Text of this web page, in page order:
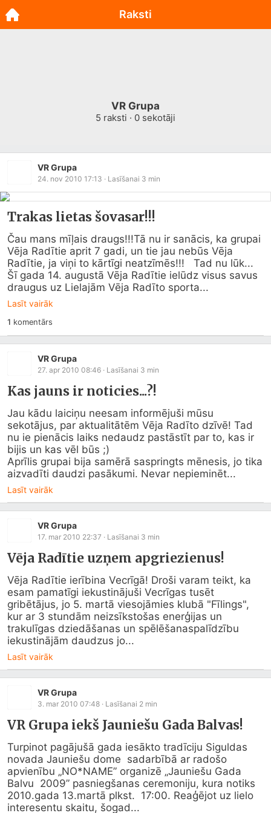
VR Grupa
5 raksti · 0 sekotāji
VR Grupa
24. nov 2010 17:13 · Lasīšanai 3 min
Trakas lietas šovasar!!!
Čau mans mīļais draugs!!!Tā nu ir sanācis, ka grupai
Vēja Radītie aprit 7 gadi, un tie jau nebūs Vēja
Radītie, ja viņi to kārtīgi neatzīmēs!!!   Tad nu lūk...
Šī gada 14. augustā Vēja Radītie ielūdz visus savus
draugus uz Lielajām Vēja Radīto sporta...
Lasīt vairāk
1 komentārs
VR Grupa
27. apr 2010 08:46 · Lasīšanai 3 min
Kas jauns ir noticies...?!
Jau kādu laiciņu neesam informējuši mūsu
sekotājus, par aktualitātēm Vēja Radīto dzīvē! Tad
nu ie pienācis laiks nedaudz pastāstīt par to, kas ir
bijis un kas vēl būs ;)
Aprīlis grupai bija samērā saspringts mēnesis, jo tika
aizvadīti daudzi pasākumi. Nevar nepieminēt...
Lasīt vairāk
VR Grupa
17. mar 2010 22:37 · Lasīšanai 3 min
Vēja Radītie uzņem apgriezienus!
Vēja Radītie ierībina Vecrīgā! Droši varam teikt, ka
esam pamatīgi iekustinājuši Vecrīgas tusēt
gribētājus, jo 5. martā viesojāmies klubā "Fīlings",
kur ar 3 stundām neizsīkstošas enerģijas un
trakulīgas dziedāšanas un spēlēšanaspalīdzību
iekustinājām daudzus jo...
Lasīt vairāk
VR Grupa
3. mar 2010 07:48 · Lasīšanai 2 min
VR Grupa iekš Jauniešu Gada Balvas!
Turpinot pagājušā gada iesākto tradīciju Siguldas
novada Jauniešu dome  sadarbībā ar radošo
apvienību „NO*NAME” organizē „Jauniešu Gada
Balvu  2009” pasniegšanas ceremoniju, kura notiks
2010.gada 13.martā plkst.  17:00. Reaģējot uz lielo
interesentu skaitu, šogad...
Raksti